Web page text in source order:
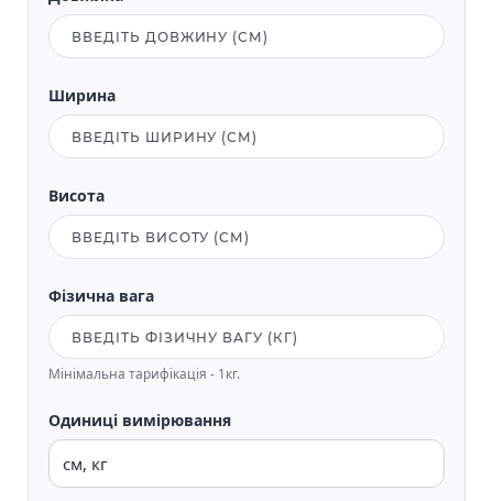
Ширина
Висота
Фізична вага
Мінімальна тарифікація - 1кг.
Одиниці вимірювання